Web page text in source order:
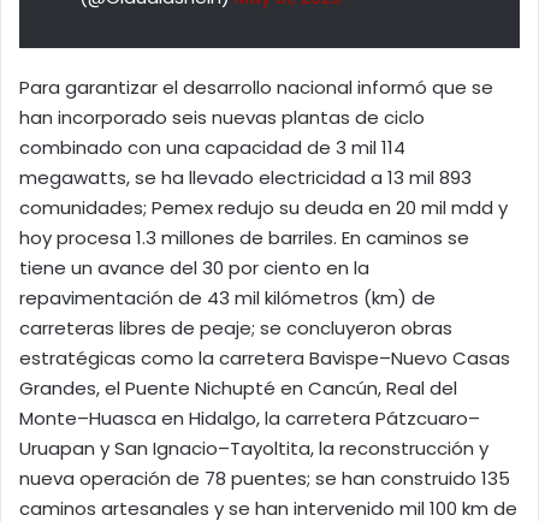
Para garantizar el desarrollo nacional informó que se
han incorporado seis nuevas plantas de ciclo
combinado con una capacidad de 3 mil 114
megawatts, se ha llevado electricidad a 13 mil 893
comunidades; Pemex redujo su deuda en 20 mil mdd y
hoy procesa 1.3 millones de barriles. En caminos se
tiene un avance del 30 por ciento en la
repavimentación de 43 mil kilómetros (km) de
carreteras libres de peaje; se concluyeron obras
estratégicas como la carretera Bavispe–Nuevo Casas
Grandes, el Puente Nichupté en Cancún, Real del
Monte–Huasca en Hidalgo, la carretera Pátzcuaro–
Uruapan y San Ignacio–Tayoltita, la reconstrucción y
nueva operación de 78 puentes; se han construido 135
caminos artesanales y se han intervenido mil 100 km de